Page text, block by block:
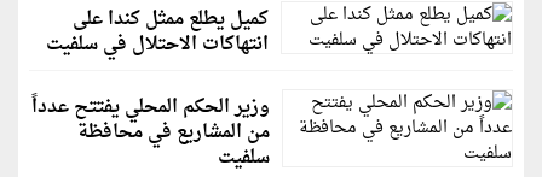
كميل يطلع ممثل كندا على
انتهاكات الاحتلال في سلفيت
وزير الحكم المحلي يفتتح عدداً
من المشاريع في محافظة
سلفيت